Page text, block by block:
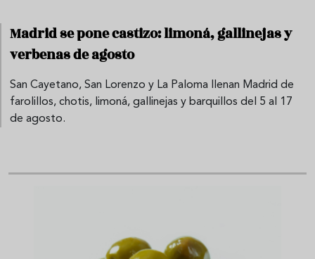
Madrid se pone castizo: limoná, gallinejas y
verbenas de agosto
San Cayetano, San Lorenzo y La Paloma llenan Madrid de
farolillos, chotis, limoná, gallinejas y barquillos del 5 al 17
de agosto.